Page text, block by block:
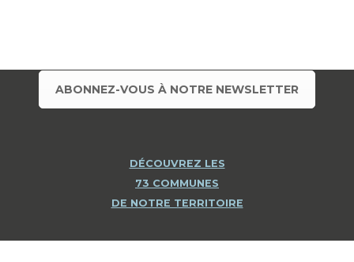
ABONNEZ-VOUS À NOTRE NEWSLETTER
DÉCOUVREZ LES
73 COMMUNES
DE NOTRE TERRITOIRE